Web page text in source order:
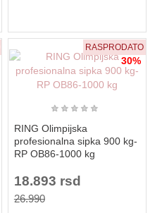
RASPRODATO
30%
★ ★ ★ ★ ★
RING Olimpijska
profesionalna sipka 900 kg-
RP OB86-1000 kg
18.893 rsd
26.990